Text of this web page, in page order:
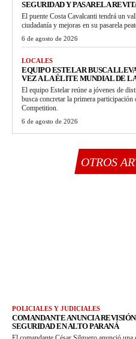
SEGURIDAD Y PASARELA
El puente Costa Cavalcanti tendrá un
ciudadanía y mejoras en su pasarela
6 de agosto de 2026
LOCALES
EQUIPO ESTELAR BUSCA
VEZ A LA ÉLITE MUNDIAL DE
El equipo Estelar reúne a jóvenes de
busca concretar la primera
Competition.
6 de agosto de 2026
OTROS
POLICIALES Y JUDICIALES
COMANDANTE ANUNCIA
SEGURIDAD EN ALTO PARANÁ